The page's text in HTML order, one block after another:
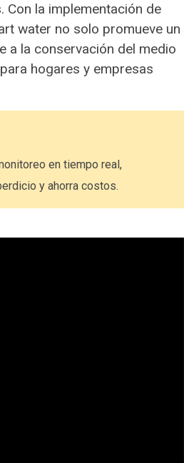
la implementación de
water no solo promueve un
a la conservación del medio
hogares y empresas
en tiempo real,
y ahorra costos.